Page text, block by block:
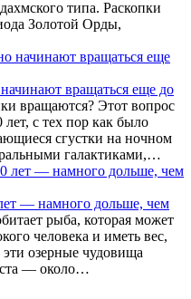
типа. Раскопки
Золотой Орды,
вращаться еще до
вращаются? Этот вопрос
с тех пор как было
сгустки на ночном
галактиками,…
— намного дольше, чем
рыба, которая может
человека и иметь вес,
озерные чудовища
— около…